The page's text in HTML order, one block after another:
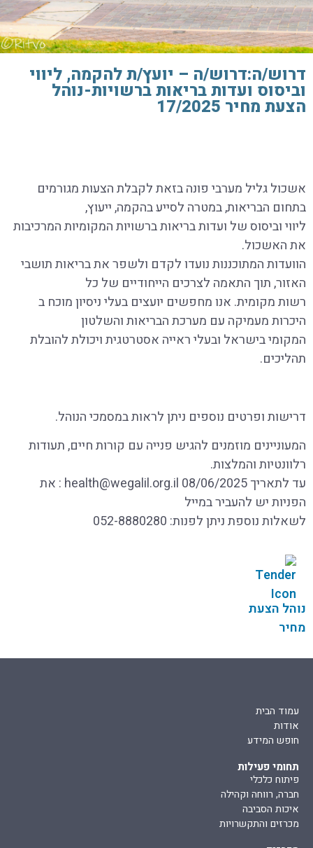
דרוש/ה:דרוש/ה – יועץ/ת להקמה, ליווי
וביסוס ועדות בריאות ברשויות-נוהל
הצעת מחיר 17/2025
אשכול גליל מערבי פונה בזאת לקבלת הצעות מגורמים
בתחום הבריאות, במטרה לסייע בהקמה, ייעוץ,
ליווי וביסוס של ועדות בריאות ברשויות המקומיות המרכיבות
את האשכול.
הוועדות המתוכננות נועדו לקדם ולשפר את בריאות תושבי
האזור, תוך התאמה לצרכים הייחודיים של כל
רשות מקומית. אנו מחפשים יועצים בעלי ניסיון מוכח ב
היכרות מעמיקה עם מערכת הבריאות והשלטון
המקומי בישראל ובעלי ראייה אסטרטגית ויכולת להובלת
תהליכים.
דרישות ופרטים נוספים ניתן לראות במסמכי הנוהל.
המעוניינים מוזמנים להגיש פנייה עם קורות חיים, תעודות
רלוונטיות והמלצות.
עד לתאריך 08/06/2025
health@wegalil.org.il : את
הפניות יש להעביר במייל
לשאלות נוספת ניתן לפנות: 052-8880280
נוהל הצעת
מחיר
עמוד הבית
אודות
חופש המידע
תחומי פעילות
פיתוח כלכלי
חברה, רווחה וקהילה
איכות הסביבה
מכרזים והתקשרויות